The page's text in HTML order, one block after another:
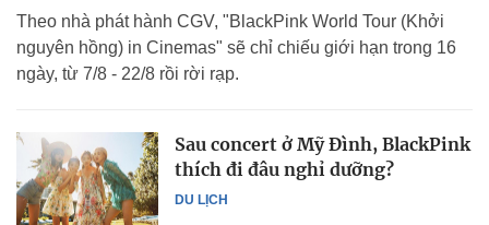
Theo nhà phát hành CGV, "BlackPink World Tour (Khởi
nguyên hồng) in Cinemas" sẽ chỉ chiếu giới hạn trong 16
ngày, từ 7/8 - 22/8 rồi rời rạp.
DU LỊCH
Sau concert ở Mỹ Đình, BlackPink
thích đi đâu nghỉ dưỡng?